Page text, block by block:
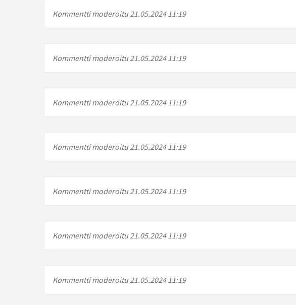
Kommentti moderoitu 21.05.2024 11:19
Kommentti moderoitu 21.05.2024 11:19
Kommentti moderoitu 21.05.2024 11:19
Kommentti moderoitu 21.05.2024 11:19
Kommentti moderoitu 21.05.2024 11:19
Kommentti moderoitu 21.05.2024 11:19
Kommentti moderoitu 21.05.2024 11:19